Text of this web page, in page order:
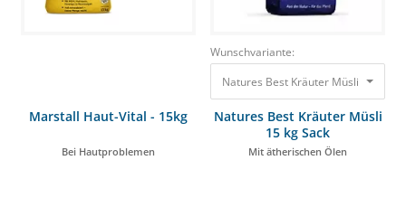
Marstall Haut-Vital - 15kg
Bei Hautproblemen
Wunschvariante:
Natures Best Kräuter Müsli 15 kg
Natures Best Kräuter Müsli
15 kg Sack
Mit ätherischen Ölen